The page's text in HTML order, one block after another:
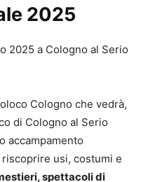
2025
2025 a Cologno al Serio
Cologno che vedrà,
di Cologno al Serio
accampamento
usi, costumi e
spettacoli di